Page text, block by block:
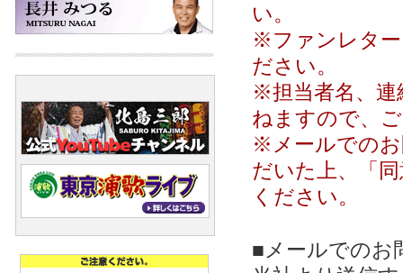
い。
※ファンレター
ださい。
※担当者名、連
ねますので、
※メールでのお
だいた上、「
ください。
■メールでのお